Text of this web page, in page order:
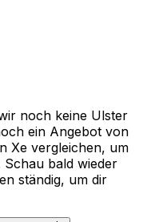
noch keine Ulster
ein Angebot von
Xe vergleichen, um
Schau bald wieder
ständig, um dir